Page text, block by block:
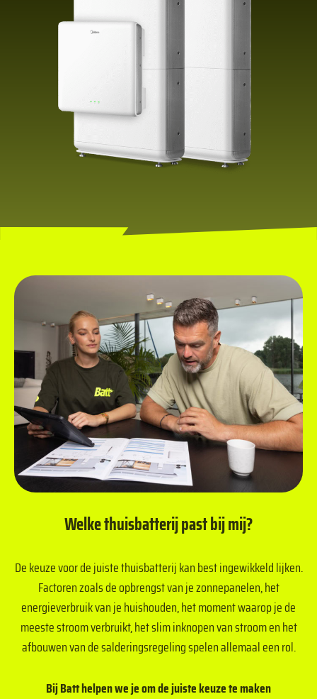
Welke thuisbatterij past bij mij?
De keuze voor de juiste thuisbatterij kan best ingewikkeld lijken.
Factoren zoals de opbrengst van je zonnepanelen, het
energieverbruik van je huishouden, het moment waarop je de
meeste stroom verbruikt, het slim inknopen van stroom en het
afbouwen van de salderingsregeling spelen allemaal een rol.
Bij Batt helpen we je om de juiste keuze te maken